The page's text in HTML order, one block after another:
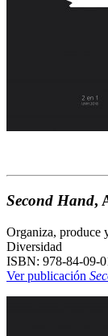
Second Hand,
Organiza, produce
Diversidad
ISBN: 978-84-09-
Ver publicación